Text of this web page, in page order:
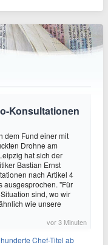
Konsultationen
dem Fund einer mit
Drohne am
hat sich der
Bastian Ernst
nach Artikel 4
ausgesprochen. "Für
sind, wo wir
wie unsere
vor 3 Minuten
Chef-Titel ab